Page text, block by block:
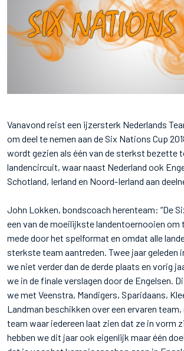
Vanavond reist een ijzersterk Nederlands
om deel te nemen aan de Six Nations Cup
wordt gezien als één van de sterkst bezette
landencircuit, waar naast Nederland ook
Schotland, Ierland en Noord-Ierland aan
John Lokken, bondscoach herenteam: “De
een van de moeilijkste landentoernooien om
mede door het spelformat en omdat alle
sterkste team aantreden. Twee jaar geleden
we niet verder dan de derde plaats en vorig
we in de finale verslagen door de Engelsen.
we met Veenstra, Mandigers, Sparidaans,
Landman beschikken over een ervaren team,
team waar iedereen laat zien dat ze in vorm
hebben we dit jaar ook eigenlijk maar één